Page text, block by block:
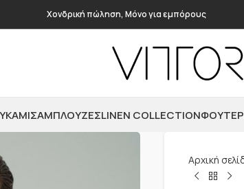
Χονδρική πώληση, Μόνο για εμπόρους
ΜΠΛΟΎΖΕΣLINEN COLLECTIONΦΟΎΤΕΡ
Αρχική